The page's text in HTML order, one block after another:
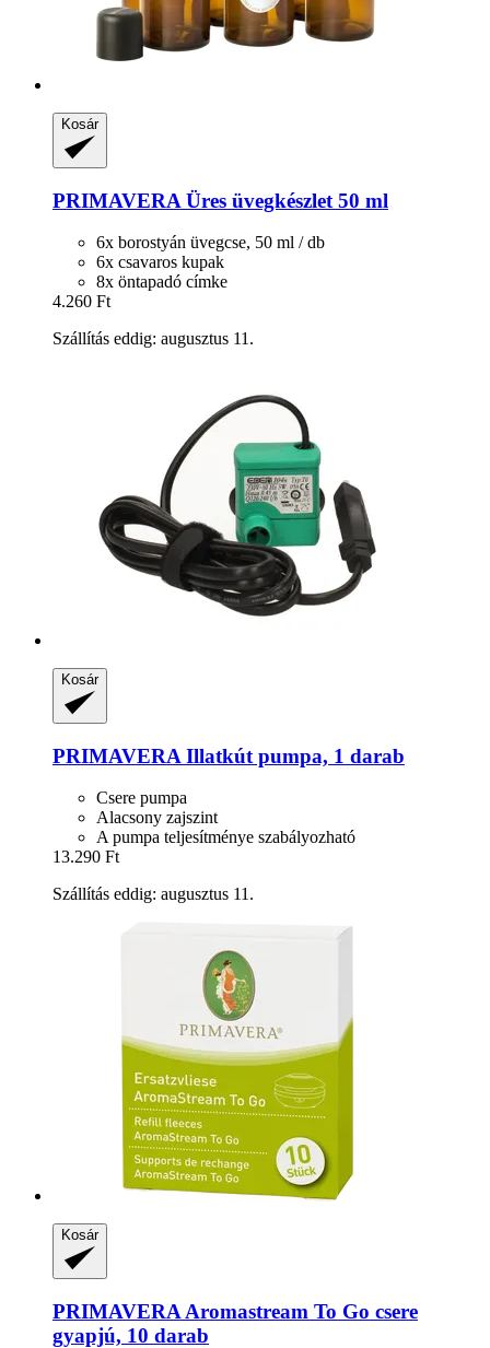
Kosár
PRIMAVERA Üres üvegkészlet 50 ml
6x borostyán üvegcse, 50 ml / db
6x csavaros kupak
8x öntapadó címke
4.260 Ft
Szállítás eddig: augusztus 11.
Kosár
PRIMAVERA Illatkút pumpa, 1 darab
Csere pumpa
Alacsony zajszint
A pumpa teljesítménye szabályozható
13.290 Ft
Szállítás eddig: augusztus 11.
Kosár
PRIMAVERA Aromastream To Go csere
gyapjú, 10 darab